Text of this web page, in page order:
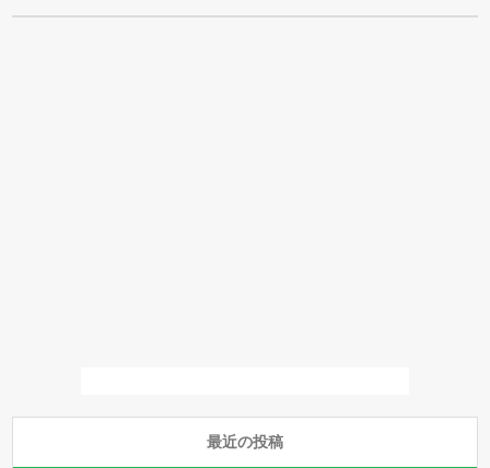
最近の投稿